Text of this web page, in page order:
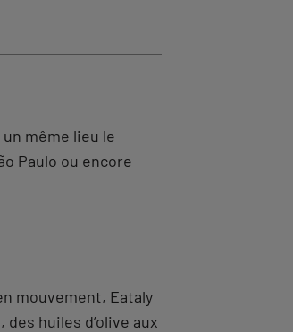
même lieu le
Paulo ou encore
mouvement, Eataly
huiles d’olive aux